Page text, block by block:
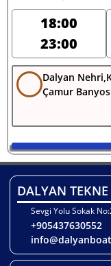
18:00
23:00
Dalyan
Çamur
DALYAN
Sevgi Yolu Sokak
+905437630552